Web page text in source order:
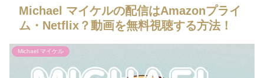
Michael マイケルの配信はAmazonプライ
ム・Netflix？動画を無料視聴する方法！
Michael マイケル